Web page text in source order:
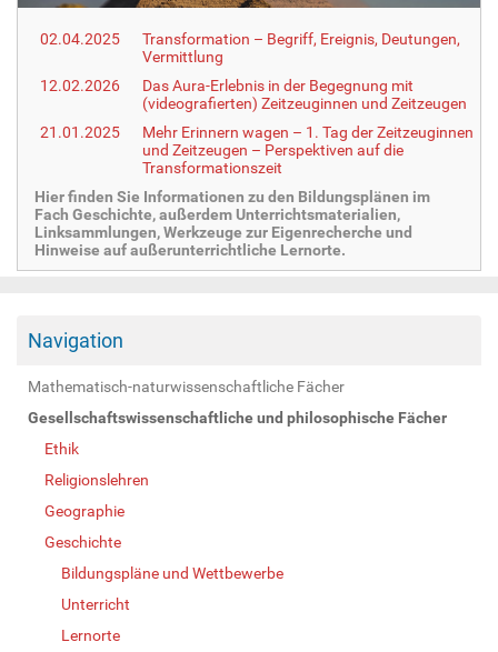
e
02.04.2025
Transformation – Begriff, Ereignis, Deutungen,
Vermittlung
12.02.2026
Das Aura-Erlebnis in der Begegnung mit
(videografierten) Zeitzeuginnen und Zeitzeugen
21.01.2025
Mehr Erinnern wagen – 1. Tag der Zeitzeuginnen
und Zeitzeugen – Perspektiven auf die
Transformationszeit
Hier finden Sie Informationen zu den Bildungsplänen im
Fach Geschichte, außerdem Unterrichtsmaterialien,
Linksammlungen, Werkzeuge zur Eigenrecherche und
Hinweise auf außerunterrichtliche Lernorte.
Navigation
Mathematisch-naturwissenschaftliche Fächer
Gesellschaftswissenschaftliche und philosophische Fächer
Ethik
Religionslehren
Geographie
Geschichte
Bildungspläne und Wettbewerbe
Unterricht
Lernorte